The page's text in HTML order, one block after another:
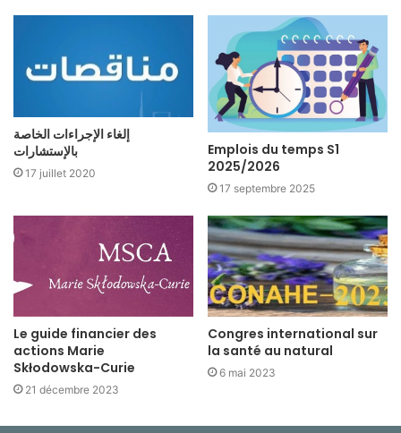
إلغاء الإجراءات الخاصة
بالإستشارات
17 juillet 2020
Emplois du temps S1
2025/2026
17 septembre 2025
Le guide financier des
actions Marie
Skłodowska-Curie
21 décembre 2023
Congres international sur
la santé au natural
6 mai 2023